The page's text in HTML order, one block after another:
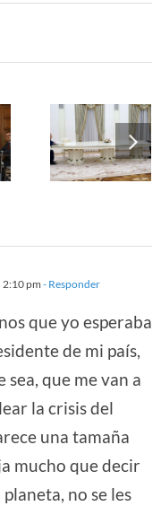
el
es
y
y
el poder
la
2:10 pm- Responder
que yo esperaba
de mi país,
que me van a
la crisis del
una tamaña
mucho que decir
no se les